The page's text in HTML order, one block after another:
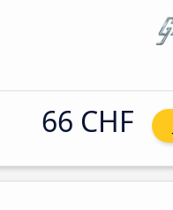
66 CHF